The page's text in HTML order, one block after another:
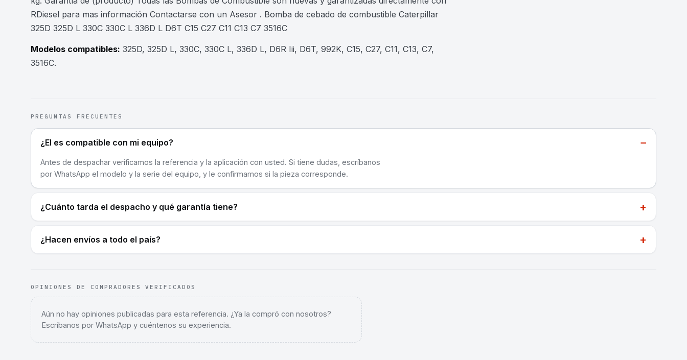
RDiesel para mas información Contactarse con un Asesor . Bomba de cebado de combustible Caterpillar
325D 325D L 330C 330C L 336D L D6T C15 C27 C11 C13 C7 3516C
Modelos compatibles: 325D, 325D L, 330C, 330C L, 336D L, D6R Iii, D6T, 992K, C15, C27, C11, C13, C7,
3516C.
PREGUNTAS FRECUENTES
¿El es compatible con mi equipo? −
Antes de despachar verificamos la referencia y la aplicación con usted. Si tiene dudas, escríbanos
por WhatsApp el modelo y la serie del equipo, y le confirmamos si la pieza corresponde.
¿Cuánto tarda el despacho y qué garantía tiene? +
¿Hacen envíos a todo el país? +
OPINIONES DE COMPRADORES VERIFICADOS
Aún no hay opiniones publicadas para esta referencia. ¿Ya la compró con nosotros?
Escríbanos por WhatsApp y cuéntenos su experiencia.